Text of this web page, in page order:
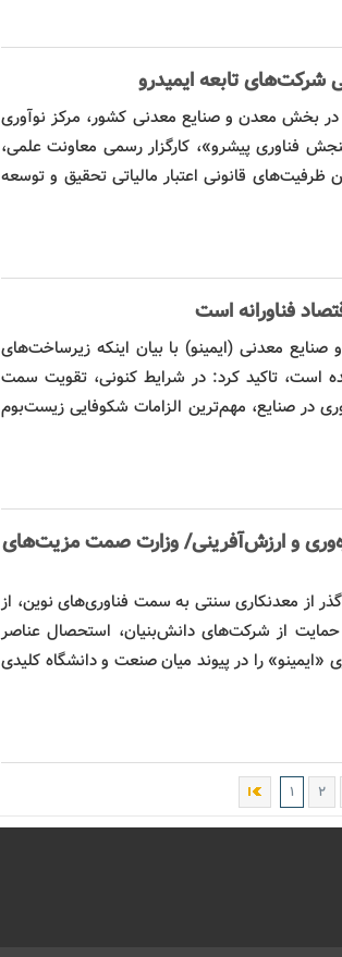
شرکت‌های تابعه ایمیدرو
بخش معدن و صنایع معدنی کشور، مرکز نوآوری
فناوریپیشرو»، کارگزار رسمی معاونت علمی،
قانونی اعتبار مالیاتی تحقیق و توسعه
فناورانه است
معدنی (ایمینو) با بیان اینکه زیرساخت‌های
است، تاکید کرد: در شرایط کنونی، تقویت سمت
در صنایع، مهم‌ترین الزامات شکوفایی زیست‌بوم
و ارزش‌آفرینی/ وزارت صمت مزیت‌های
از معدنکاری سنتی به سمت فناوری‌های نوین، از
حمایت از شرکت‌های دانش‌بنیان، استحصال عناصر
«ایمینو» را در پیوند میان صنعت و دانشگاه کلیدی
۱ ۲